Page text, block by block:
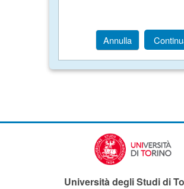
Annulla
Università degli Studi di